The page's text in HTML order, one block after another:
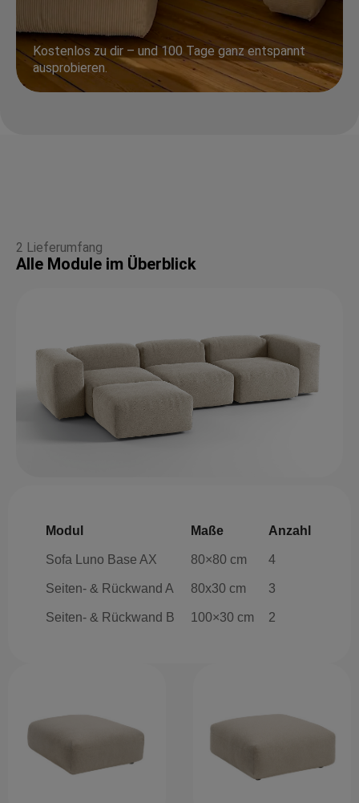
Kostenlos zu dir – und 100 Tage ganz entspannt
ausprobieren.
2 Lieferumfang
Alle Module im Überblick
Modul Maße Anzahl
Sofa Luno Base AX 80×80 cm 4
Seiten- & Rückwand A 80x30 cm 3
Seiten- & Rückwand B 100×30 cm 2